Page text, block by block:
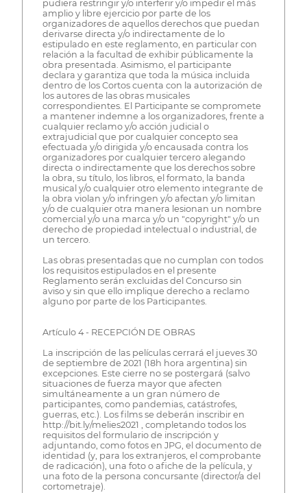
pudiera restringir y/o interferir y/o impedir el más
amplio y libre ejercicio por parte de los
organizadores de aquellos derechos que puedan
derivarse directa y/o indirectamente de lo
estipulado en este reglamento, en particular con
relación a la facultad de exhibir públicamente la
obra presentada. Asimismo, el participante
declara y garantiza que toda la música incluida
dentro de los Cortos cuenta con la autorización de
los autores de las obras musicales
correspondientes. El Participante se compromete
a mantener indemne a los organizadores, frente a
cualquier reclamo y/o acción judicial o
extrajudicial que por cualquier concepto sea
efectuada y/o dirigida y/o encausada contra los
organizadores por cualquier tercero alegando
directa o indirectamente que los derechos sobre
la obra, su título, los libros, el formato, la banda
musical y/o cualquier otro elemento integrante de
la obra violan y/o infringen y/o afectan y/o limitan
y/o de cualquier otra manera lesionan un nombre
comercial y/o una marca y/o un "copyright" y/o un
derecho de propiedad intelectual o industrial, de
un tercero.
Las obras presentadas que no cumplan con todos
los requisitos estipulados en el presente
Reglamento serán excluidas del Concurso sin
aviso y sin que ello implique derecho a reclamo
alguno por parte de los Participantes.
Artículo 4 - RECEPCIÓN DE OBRAS
La inscripción de las películas cerrará el jueves 30
de septiembre de 2021 (18h hora argentina) sin
excepciones. Este cierre no se postergará (salvo
situaciones de fuerza mayor que afecten
simultáneamente a un gran número de
participantes, como pandemias, catástrofes,
guerras, etc.). Los films se deberán inscribir en
http://bit.ly/melies2021 , completando todos los
requisitos del formulario de inscripción y
adjuntando, como fotos en JPG, el documento de
identidad (y, para los extranjeros, el comprobante
de radicación), una foto o afiche de la película, y
una foto de la persona concursante (director/a del
cortometraje).